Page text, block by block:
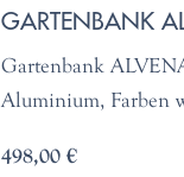
GARTENBANK
Gartenbank
Aluminium, Farben
498,00 €